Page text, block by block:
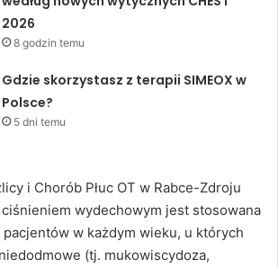
2026
8 godzin temu
Gdzie skorzystasz z terapii SIMEOX w
Polsce?
5 dni temu
i Chorób Płuc OT w Rabce-Zdroju
wydechowym jest stosowana
w każdym wieku, u których
(tj. mukowiscydoza,